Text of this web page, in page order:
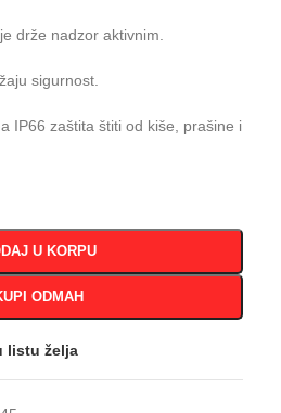
drže nadzor aktivnim.
sigurnost.
IP66 zaštita štiti od kiše, prašine i
U KORPU
ODMAH
listu želja